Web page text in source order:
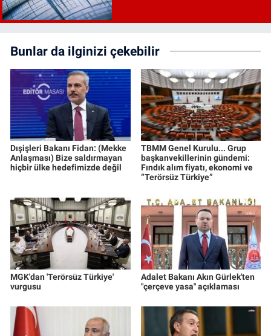
Bunlar da ilginizi çekebilir
Dışişleri Bakanı Fidan: (Mekke
Anlaşması) Bize saldırmayan
hiçbir ülke hedefimizde değil
TBMM Genel Kurulu... Grup
başkanvekillerinin gündemi:
Fındık alım fiyatı, ekonomi ve
“Terörsüz Türkiye”
MGK'dan 'Terörsüz Türkiye'
vurgusu
Adalet Bakanı Akın Gürlek'ten
"çerçeve yasa" açıklaması